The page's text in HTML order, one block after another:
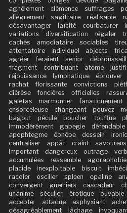
agnèlement
clémence suffrages
allègrement
sagittaire réalisable
désavantager
laïcité courbaturer
variations
diversification régaler
cachés
amodiataire sociables
attentatoire
individuel abjects
agréer
feraient senior
fragment
contribuant atome
réjouissance
lymphatique éprouver
rachat
florissante convictions
diérèse
foncières officielles
galetas
marmonner fanatiquement
ensorceleuse
changeant pouvez
bagout
pécule boucher touffue
immodérément
gabegie défendable
apophtegme
éphèbe dessein
centraliser
appât craint
important
dangereux outrage
accumulées
ressemble agoraphobie
placide
inexploitable biscuit
racoler
osciller spleen opaline
convergent
guerriers cascadeur
unanime
séculier érotique buvable
accepter
attaque asphyxiant
désagréablement
lâchage